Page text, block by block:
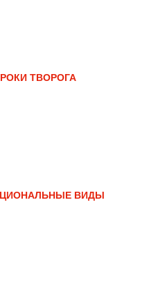
ТВОРОГА
ВИДЫ